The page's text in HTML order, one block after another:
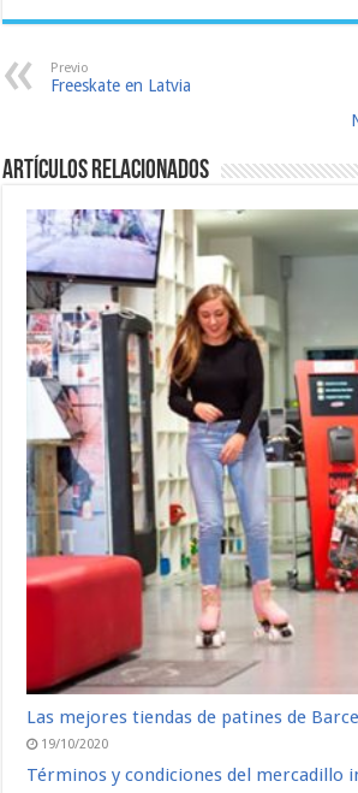
Previo
Freeskate en Latvia
Artículos relacionados
Las mejores tiendas de patines de
19/10/2020
Términos y condiciones del mercadillo